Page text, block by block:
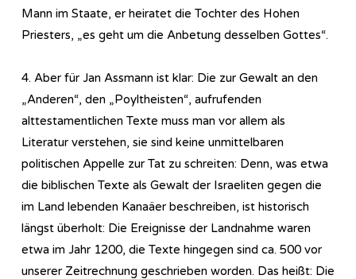
Mann im Staate, er heiratet die Tochter des Hohen
Priesters, „es geht um die Anbetung desselben Gottes“.
4. Aber für Jan Assmann ist klar: Die zur Gewalt an den
„Anderen“, den „Poyltheisten“, aufrufenden
alttestamentlichen Texte muss man vor allem als
Literatur verstehen, sie sind keine unmittelbaren
politischen Appelle zur Tat zu schreiten: Denn, was etwa
die biblischen Texte als Gewalt der Israeliten gegen die
im Land lebenden Kanaäer beschreiben, ist historisch
längst überholt: Die Ereignisse der Landnahme waren
etwa im Jahr 1200, die Texte hingegen sind ca. 500 vor
unserer Zeitrechnung geschrieben worden. Das heißt: Die